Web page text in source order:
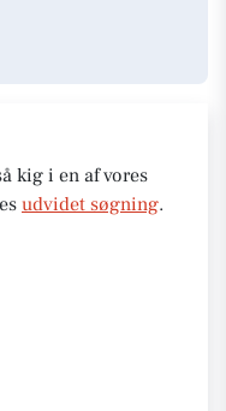
kig i en af vores
udvidet søgning.